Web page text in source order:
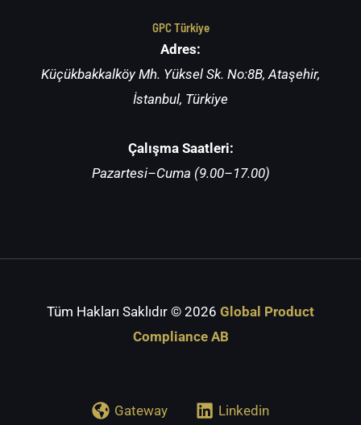
GPC Türkiye
Adres:
Küçükbakkalköy Mh. Yüksel Sk. No:8B, Ataşehir,
İstanbul, Türkiye
Çalışma Saatleri:
Pazartesi–Cuma (9.00–17.00)
Tüm Hakları Saklıdır © 2026 Global Product
Compliance AB
Gateway Linkedin